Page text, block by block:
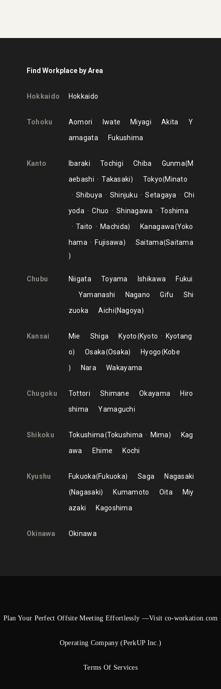
Find Workplace by Area
Hokkaido Hokkaido
Tohoku Aomori Iwate Miyagi Akita
Y
amagata
Fukushima
Kanto Ibaraki Tochigi Chiba Gunma M
aebashi
Takasaki Tokyo Minato
Shibuya
Shinjuku Setagaya
Chi
yoda
Chuo Shinagawa
Toshima
Taito
Machida Kanagawa Yoko
hama
Fujisawa Saitama Saitama
Chubu Niigata Toyama Ishikawa
Fukui
Yamanashi
Nagano Gifu
Shi
zuoka
Aichi Nagoya
Kansai Mie Shiga Kyoto Kyoto
Kyotang
o
Osaka Osaka Hyogo Kobe
Nara
Wakayama
Chugoku Tottori Shimane Okayama
Hiro
shima
Yamaguchi
Shikoku Tokushima Tokushima Mima
Kag
awa
Ehime Kochi
Kyushu Fukuoka Fukuoka Saga
Nagasaki
Nagasaki
Kumamoto Oita
Miy
azaki
Kagoshima
Okinawa Okinawa
Plan Your Perfect Offsite Meeting Effortlessly —Visit co-workation.com
Operating Company (PerkUP Inc.)
Terms Of Services